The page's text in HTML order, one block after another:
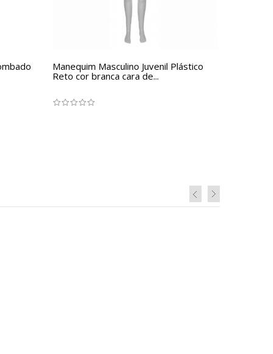
Manequim Masculino Juvenil Plástico
Reto cor branca cara de...